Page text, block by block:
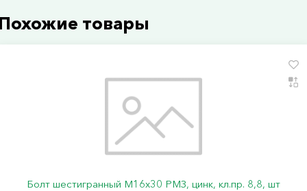
товары
Болт шестигранный М16х30 РМЗ, цинк, кл.пр. 8,8, шт